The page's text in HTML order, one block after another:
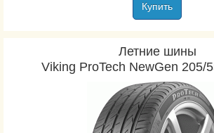
Купить
Летние шины
Viking ProTech NewGen 205/